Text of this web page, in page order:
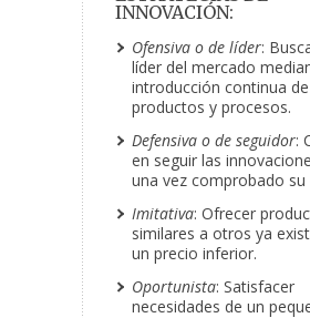
INNOVACIÓN:
Ofensiva o de líder:
líder del mercado
introducción continua
productos y procesos.
Defensiva o de seguidor:
en seguir las
una vez comprobado su
Imitativa: Ofrecer
similares a otros ya
un precio inferior.
Oportunista: Satisfacer
necesidades de un